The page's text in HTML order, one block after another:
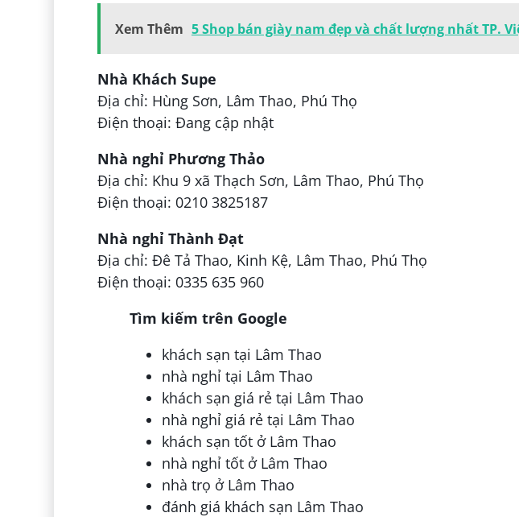
Xem Thêm 5 Shop bán giày nam đẹp và chất lượng nhất TP.
Nhà Khách Supe
Địa chỉ: Hùng Sơn, Lâm Thao, Phú Thọ
Điện thoại: Đang cập nhật
Nhà nghỉ Phương Thảo
Địa chỉ: Khu 9 xã Thạch Sơn, Lâm Thao, Phú Thọ
Điện thoại: 0210 3825187
Nhà nghỉ Thành Đạt
Địa chỉ: Đê Tả Thao, Kinh Kệ, Lâm Thao, Phú Thọ
Điện thoại: 0335 635 960
Tìm kiếm trên Google
khách sạn tại Lâm Thao
nhà nghỉ tại Lâm Thao
khách sạn giá rẻ tại Lâm Thao
nhà nghỉ giá rẻ tại Lâm Thao
khách sạn tốt ở Lâm Thao
nhà nghỉ tốt ở Lâm Thao
nhà trọ ở Lâm Thao
đánh giá khách sạn Lâm Thao